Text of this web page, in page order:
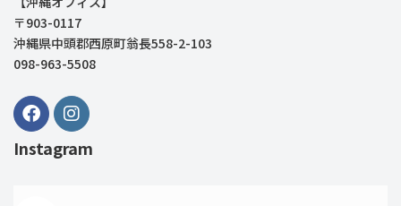
〒903-0117
沖縄県中頭郡西原町翁長558-2-103
098-963-5508
Instagram